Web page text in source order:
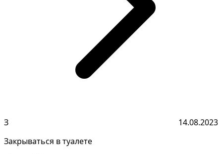
З
14.08.2023
Закрываться в туалете